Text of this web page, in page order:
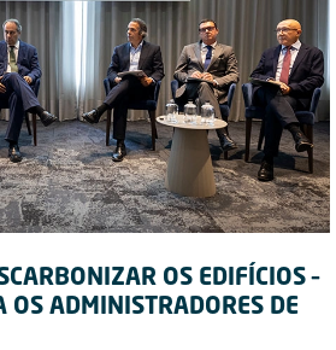
OS EDIFÍCIOS –
OS ADMINISTRADORES DE